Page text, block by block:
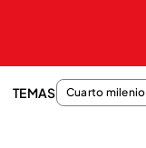
TEMAS Cuarto milenio